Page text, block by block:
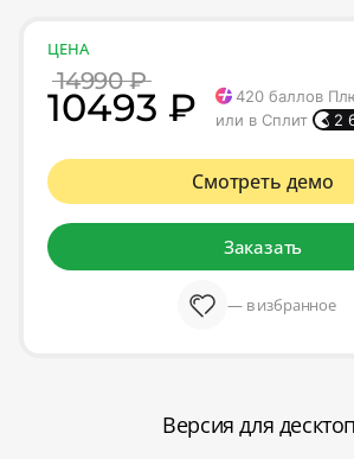
ЦЕНА
14990 ₽
10493 ₽ 420 баллов
или в Сплит
2
Смотреть демо
Заказать
— в избранное
Версия для